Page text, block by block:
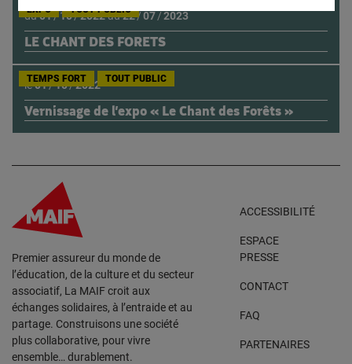
LE CHANT DES FORETS
du01/10/2022au22/07/2023
EXPO TOUT PUBLIC
Vernissage de l’expo « Le Chant des Forêts »
le01/10/2022
TEMPS FORT TOUT PUBLIC
Premier assureur du monde de
l’éducation, de la culture et du secteur
associatif, La MAIF croit aux
échanges solidaires, à l’entraide et au
partage. Construisons une société
plus collaborative, pour vivre
ensemble… durablement.
ACCESSIBILITÉ
ESPACE
PRESSE
CONTACT
FAQ
PARTENAIRES